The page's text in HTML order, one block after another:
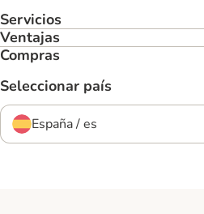
Servicios
Ventajas
Compras
Seleccionar país
España / es